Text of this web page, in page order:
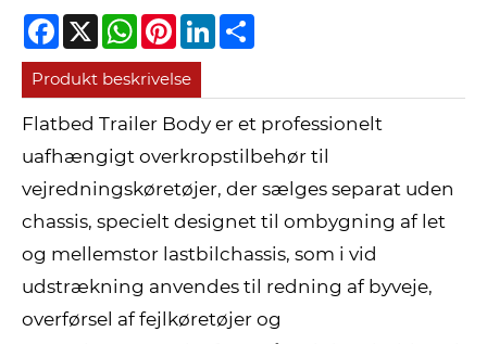
Facebook
X WhatsApp
PinterestLinkedIn
Produkt beskrivelse
Flatbed Trailer Body er et professionelt
uafhængigt overkropstilbehør til
vejredningskøretøjer, der sælges separat uden
chassis, specielt designet til ombygning af let
og mellemstor lastbilchassis, som i vid
udstrækning anvendes til redning af byveje,
overførsel af fejlkøretøjer og